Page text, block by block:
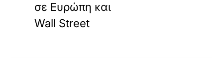
σε Ευρώπη και
Wall Street